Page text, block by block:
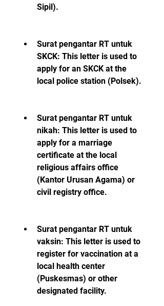
Sipil).
Surat pengantar RT untuk
SKCK: This letter is used to
apply for an SKCK at the
local police station (Polsek).
Surat pengantar RT untuk
nikah: This letter is used to
apply for a marriage
certificate at the local
religious affairs office
(Kantor Urusan Agama) or
civil registry office.
Surat pengantar RT untuk
vaksin: This letter is used to
register for vaccination at a
local health center
(Puskesmas) or other
designated facility.